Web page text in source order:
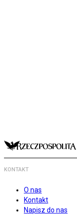
KONTAKT
O nas
Kontakt
Napisz do nas